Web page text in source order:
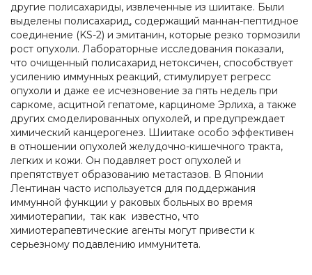
другие полисахариды, извлеченные из шиитаке. Были
выделены полисахарид, содержащий маннан-пептидное
соединение (KS-2) и эмитанин, которые резко тормозили
рост опухоли. Лабораторные исследования показали,
что очищенный полисахарид нетоксичен, способствует
усилению иммунных реакций, стимулирует регресс
опухоли и даже ее исчезновение за пять недель при
саркоме, асцитной гепатоме, карциноме Эрлиха, а также
других смоделированных опухолей, и предупреждает
химический канцерогенез. Шиитаке особо эффективен
в отношении опухолей желудочно-кишечного тракта,
легких и кожи. Он подавляет рост опухолей и
препятствует образованию метастазов. В Японии
Лентинан часто используется для поддержания
иммунной функции у раковых больных во время
химиотерапии, так как известно, что
химиотерапевтические агенты могут привести к
серьезному подавлению иммунитета.